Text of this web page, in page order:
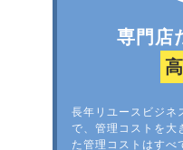
専門店
長年リユースビジネ
で、管理コストを大
た管理コストはすべ